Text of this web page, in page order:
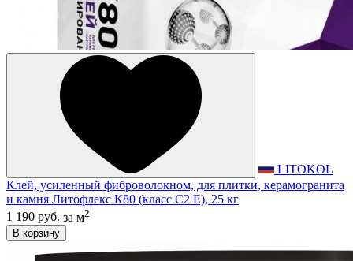
LITOKOL
Клей, усиленный фиброволокном, для плитки, керамогранита
и камня Литофлекс К80 (класс С2 E), 25 кг
1 190 руб. за м2
В корзину